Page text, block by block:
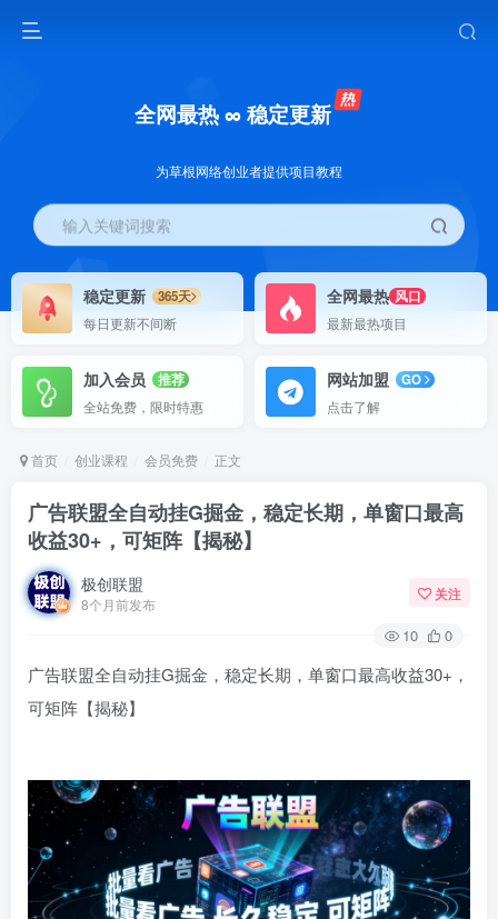
全网最热 ∞ 稳定更新
为草根网络创业者提供项目教程
输入关键词搜索
稳定更新
365天
每日更新不间断
全网最热 风口
最新最热项目
加入会员
推荐
全站免费，限时特惠
网站加盟
GO
点击了解
首页 创业课程 会员免费 正文
广告联盟全自动挂G掘金，稳定长期，单窗口最高
收益30+，可矩阵【揭秘】
极创联盟
8个月前发布
关注
10 0
广告联盟全自动挂G掘金，稳定长期，单窗口最高收益30+，
可矩阵【揭秘】